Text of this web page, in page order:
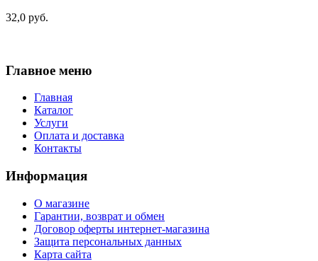
32,0 руб.
Главное меню
Главная
Каталог
Услуги
Оплата и доставка
Контакты
Информация
О магазине
Гарантии, возврат и обмен
Договор оферты интернет-магазина
Защита персональных данных
Карта сайта